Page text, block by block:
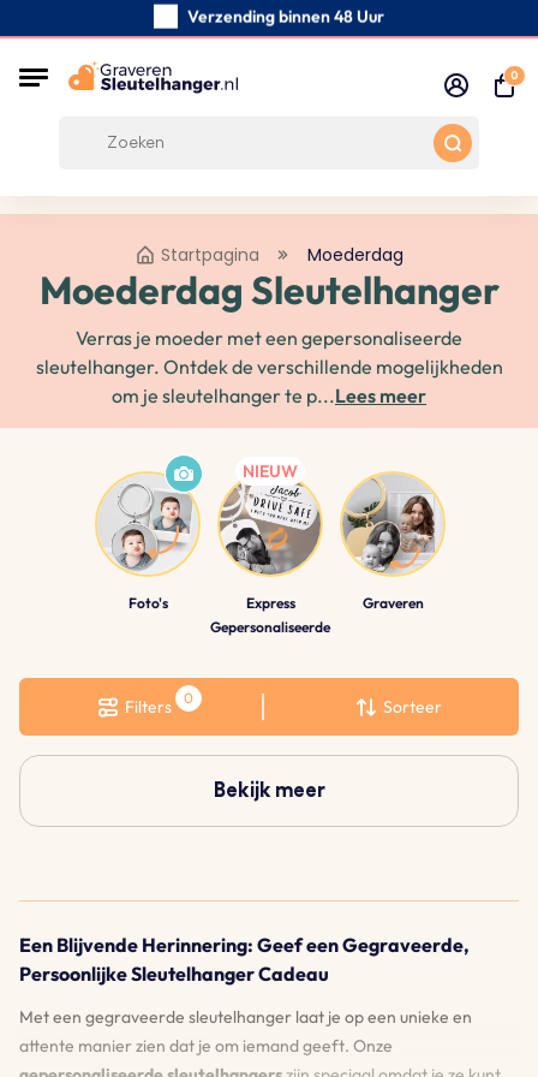
Verzending binnen 48 Uur
Klanten Beoordelingen:
0
Startpagina Moederdag
Moederdag Sleutelhanger
Verras je moeder met een gepersonaliseerde
sleutelhanger. Ontdek de verschillende mogelijkheden
om je sleutelhanger te p...Lees meer
Foto's
Express
Gepersonaliseerde
Graveren
Filters Sorteer
Bekijk meer
Een Blijvende Herinnering: Geef een Gegraveerde,
Persoonlijke Sleutelhanger Cadeau
Met een gegraveerde sleutelhanger laat je op een unieke en
attente manier zien dat je om iemand geeft. Onze